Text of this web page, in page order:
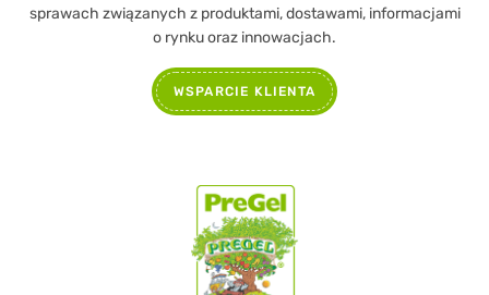
sprawach związanych z produktami, dostawami, informacjami
o rynku oraz innowacjach.
WSPARCIE KLIENTA